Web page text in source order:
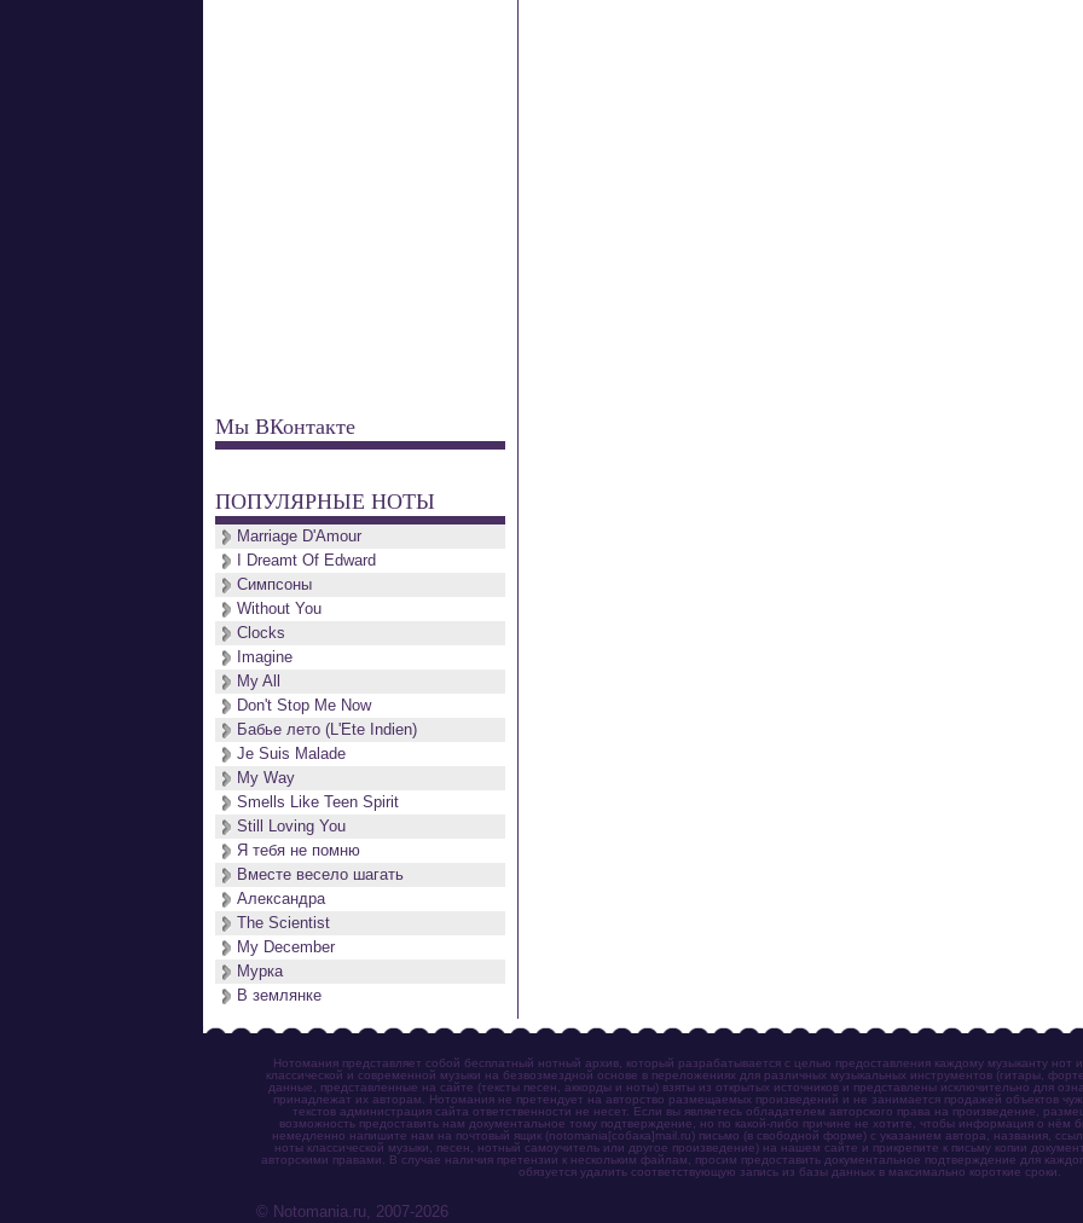
Мы ВКонтакте
ПОПУЛЯРНЫЕ НОТЫ
Marriage D'Amour
I Dreamt Of Edward
Симпсоны
Without You
Clocks
Imagine
My All
Don't Stop Me Now
Бабье лето (L'Ete Indien)
Je Suis Malade
My Way
Smells Like Teen Spirit
Still Loving You
Я тебя не помню
Вместе весело шагать
Александра
The Scientist
My December
Мурка
В землянке
Нотомания представляет собой бесплатный нотный архив, который разрабатывается с целью предоставления каждому музыканту нот
классической и современной музыки на безвозмездной основе в переложениях для различных музыкальных инструментов (гитары,
данные, представленные на сайте (тексты песен, аккорды и ноты) взяты из открытых источников и представлены исключительно для
принадлежат их авторам. Нотомания не претендует на авторство размещаемых произведений и не занимается продажей объектов
текстов администрация сайта ответственности не несет. Если вы являетесь обладателем авторского права на произведение,
возможность предоставить нам документальное тому подтверждение, но по какой-либо причине не хотите, чтобы информация о нём
немедленно напишите нам на почтовый ящик (notomania[собака]mail.ru) письмо (в свободной форме) с указанием автора, названия,
ноты классической музыки, песен, нотный самоучитель или другое произведение) на нашем сайте и прикрепите к письму копии
авторскими правами. В случае наличия претензии к нескольким файлам, просим предоставить документальное подтверждение для
обязуется удалить соответствующую запись из базы данных в максимально короткие сроки.
© Notomania.ru, 2007-2026